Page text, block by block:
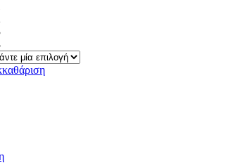
και Strass Σε Κίτρινο ποσότητα